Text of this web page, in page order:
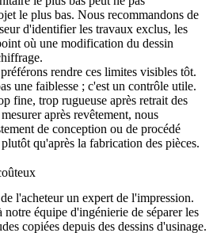
le plus bas. Nous recommandons de
d'identifier les travaux exclus, les
où une modification du dessin
rendre ces limites visibles tôt.
une faiblesse ; c'est un contrôle utile.
fine, trop rugueuse après retrait des
après revêtement, nous
de conception ou de procédé
qu'après la fabrication des pièces.
l'acheteur un expert de l'impression.
équipe d'ingénierie de séparer les
copiées depuis des dessins d'usinage.